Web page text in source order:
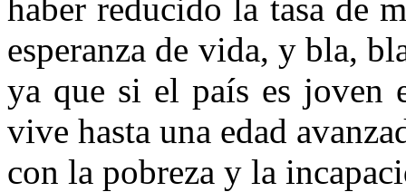
haber reducido la tasa de
esperanza de vida, y bla,
ya que si el país es joven
vive hasta una edad
con la pobreza y la